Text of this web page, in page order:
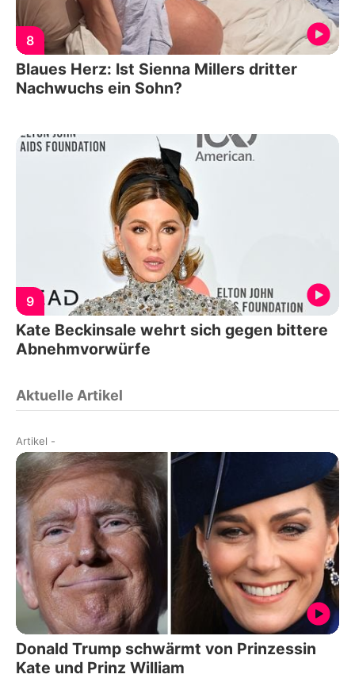
8
Blaues Herz: Ist Sienna Millers dritter
Nachwuchs ein Sohn?
9
Kate Beckinsale wehrt sich gegen bittere
Abnehmvorwürfe
Aktuelle Artikel
Artikel -
Donald Trump schwärmt von Prinzessin
Kate und Prinz William